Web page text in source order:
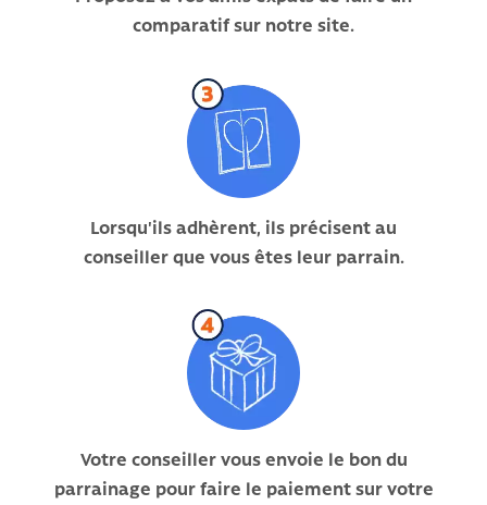
comparatif sur notre site.
Lorsqu'ils adhèrent, ils précisent au
conseiller que vous êtes leur parrain.
Votre conseiller vous envoie le bon du
parrainage pour faire le paiement sur votre